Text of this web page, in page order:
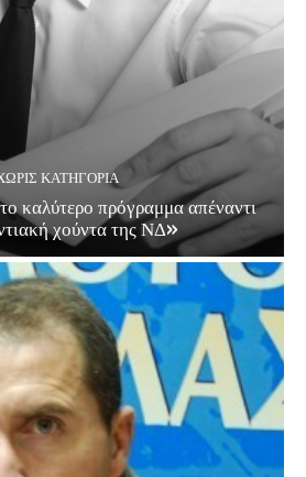
ΚΑΤΗΓΟΡΊΑ
καλύτερο πρόγραμμα απέναντι
χούντα της ΝΔ»